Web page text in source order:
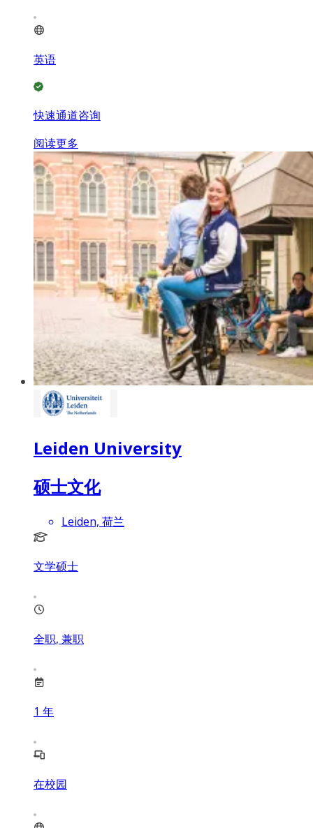
英语
快速通道咨询
阅读更多
Leiden University
硕士文化
Leiden, 荷兰
文学硕士
全职, 兼职
1 年
在校园